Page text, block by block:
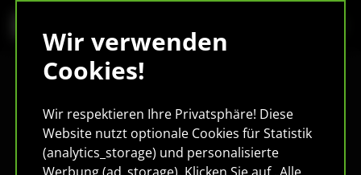
Wir verwenden
Cookies!
Wir respektieren Ihre Privatsphäre! Diese
Website nutzt optionale Cookies für Statistik
(analytics_storage) und personalisierte